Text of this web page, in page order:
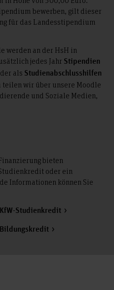
bewerben, gilt dieser
für das Landesstipendium
werden an der HsH in
jedes Jahr Stipendien
als Studienabschlusshilfen
wir über unsere Moodle
und Soziale Medien,
bieten
oder ein
Informationen können Sie
Studienkredit